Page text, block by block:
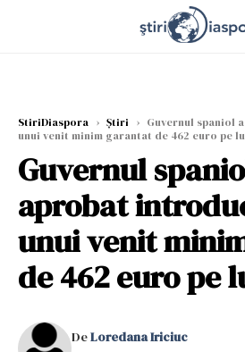
StiriDiaspora › Știri › Guvernul spaniol
unui venit minim garantat de 462 euro pe
Guvernul
aprobat
unui venit
de 462 euro pe
DeLoredana Iriciuc